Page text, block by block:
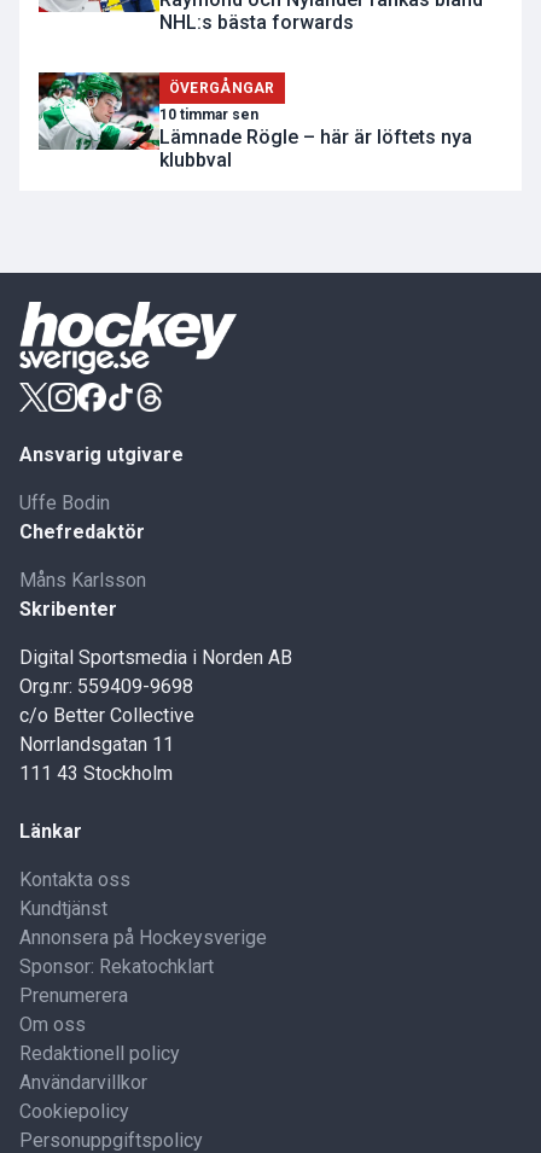
NHL:s bästa forwards
ÖVERGÅNGAR
10 timmar sen
Lämnade Rögle – här är löftets nya
klubbval
Ansvarig utgivare
Uffe Bodin
Chefredaktör
Måns Karlsson
Skribenter
Digital Sportsmedia i Norden AB
Org.nr: 559409-9698
c/o Better Collective
Norrlandsgatan 11
111 43 Stockholm
Länkar
Kontakta oss
Kundtjänst
Annonsera på Hockeysverige
Sponsor: Rekatochklart
Prenumerera
Om oss
Redaktionell policy
Användarvillkor
Cookiepolicy
Personuppgiftspolicy